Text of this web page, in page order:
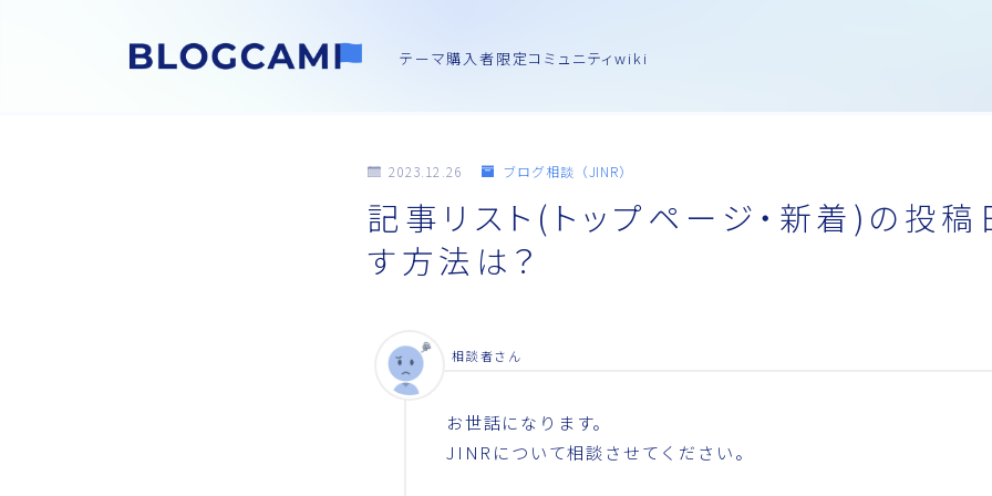
テーマ購入者限定コミュニティwiki
2023.12.26 ブログ相談（JINR）
記事リスト(トップページ・新着)の投
す方法は？
お世話になります。
JINRについて相談させてください。
相談者さん